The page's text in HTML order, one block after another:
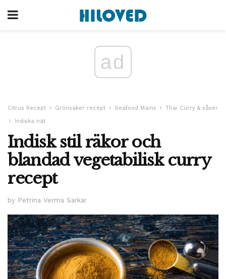
ad
Citrus Recept Grönsaker recept Seafood Mains
Thai Curry & såser
Indiska nät
Indisk stil räkor och
blandad vegetabilisk curry
recept
by Petrina Verma Sarkar